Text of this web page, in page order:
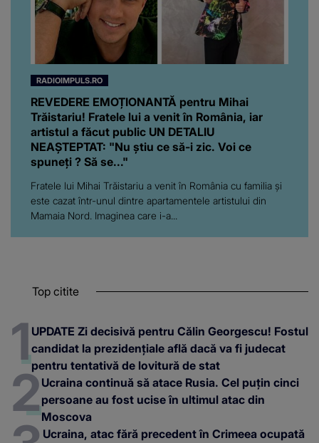
RADIOIMPULS.RO
REVEDERE EMOȚIONANTĂ pentru Mihai
Trăistariu! Fratele lui a venit în România, iar
artistul a făcut public UN DETALIU
NEAȘTEPTAT: "Nu știu ce să-i zic. Voi ce
spuneți ? Să se..."
Fratele lui Mihai Trăistariu a venit în România cu familia și
este cazat într-unul dintre apartamentele artistului din
Mamaia Nord. Imaginea care i-a...
Top citite
UPDATE Zi decisivă pentru Călin Georgescu! Fostul
candidat la prezidențiale află dacă va fi judecat
pentru tentativă de lovitură de stat
Ucraina continuă să atace Rusia. Cel puțin cinci
persoane au fost ucise în ultimul atac din
Moscova
Ucraina, atac fără precedent în Crimeea ocupată